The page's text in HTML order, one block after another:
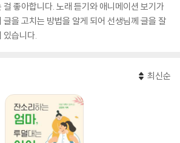
좋아합니다. 노래 듣기와 애니메이션 보기가
을 고치는 방법을 알게 되어 선생님께 글을 잘
있습니다.
최신순